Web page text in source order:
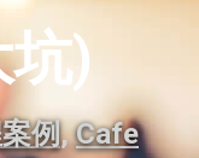
坑)
例,Cafe